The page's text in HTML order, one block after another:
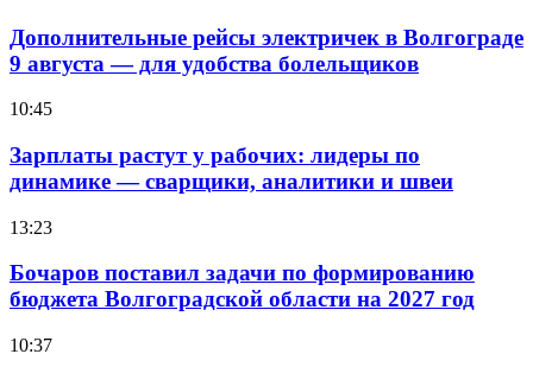
Дополнительные рейсы электричек в Волгограде
9 августа — для удобства болельщиков
10:45
Зарплаты растут у рабочих: лидеры по
динамике — сварщики, аналитики и швеи
13:23
Бочаров поставил задачи по формированию
бюджета Волгоградской области на 2027 год
10:37